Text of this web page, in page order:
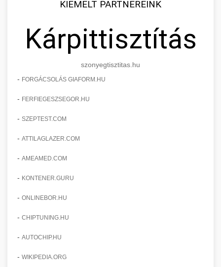
KIEMELT PARTNEREINK
Kárpittisztítás
szonyegtisztitas.hu
- FORGÁCSOLÁS GIAFORM.HU
- FERFIEGESZSEGOR.HU
- SZEPTEST.COM
- ATTILAGLAZER.COM
- AMEAMED.COM
- KONTENER.GURU
- ONLINEBOR.HU
- CHIPTUNING.HU
- AUTOCHIP.HU
- WIKIPEDIA.ORG